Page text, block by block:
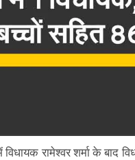
रामेश्वर शर्मा के बाद